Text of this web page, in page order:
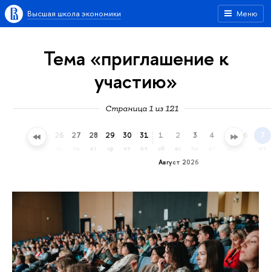
Меню
Высшая школа экономики
Тема «приглашение к
участию»
Страница 1 из 121
25 26 27 28
вт
29
ср
30
чт
31
пт
Август 2026
1
сб
2
вс
3 4 5 6 7
пт